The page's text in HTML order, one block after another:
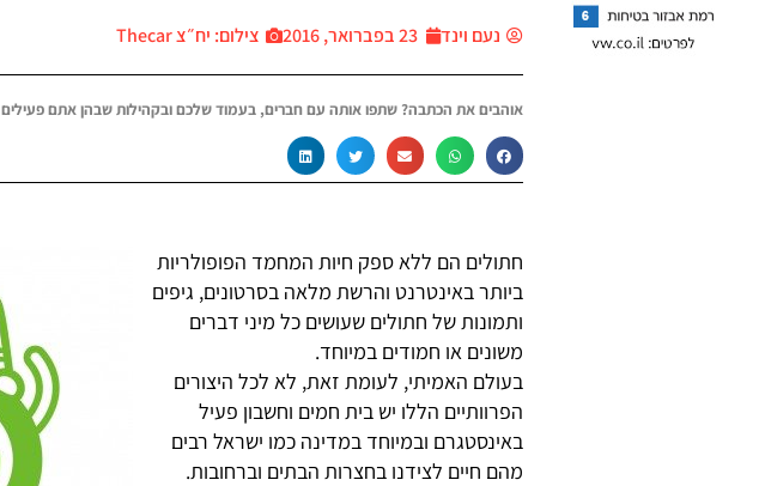
נעם וינד 23 בפברואר, 2016 צילום: יח״צ Thecar
אוהבים את הכתבה? שתפו אותה עם חברים, בעמוד שלכם ובקהילות שבהן אתם פעילים
חתולים הם ללא ספק חיות המחמד הפופולריות
ביותר באינטרנט והרשת מלאה בסרטונים, גיפים
ותמונות של חתולים שעושים כל מיני דברים
משונים או חמודים במיוחד.
בעולם האמיתי, לעומת זאת, לא לכל היצורים
הפרוותיים הללו יש בית חמים וחשבון פעיל
באינסטגרם ובמיוחד במדינה כמו ישראל רבים
מהם חיים לצידנו בחצרות הבתים וברחובות.